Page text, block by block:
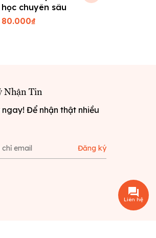
học chuyên sâu
80.000₫
Nhận Tin
Để nhận thật nhiều
Đăng ký
Liên hệ